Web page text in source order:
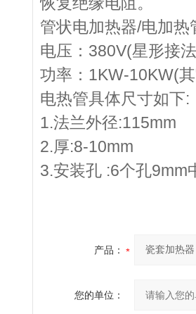
管状电加热器/电加热
电压：380V(星形接
功率：1KW-10KW(
电热管具体尺寸如下:
1.法兰外径:115mm
2.厚:8-10mm
3.安装孔 :6个孔9mm
产品：
您的单位：